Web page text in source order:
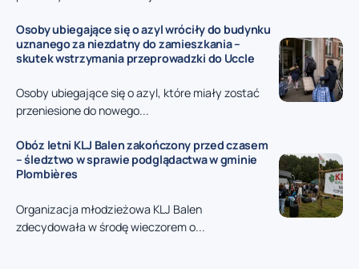
Osoby ubiegające się o azyl wróciły do budynku
uznanego za niezdatny do zamieszkania –
skutek wstrzymania przeprowadzki do Uccle
Osoby ubiegające się o azyl, które miały zostać
przeniesione do nowego...
Obóz letni KLJ Balen zakończony przed czasem
– śledztwo w sprawie podglądactwa w gminie
Plombières
Organizacja młodzieżowa KLJ Balen
zdecydowała w środę wieczorem o...